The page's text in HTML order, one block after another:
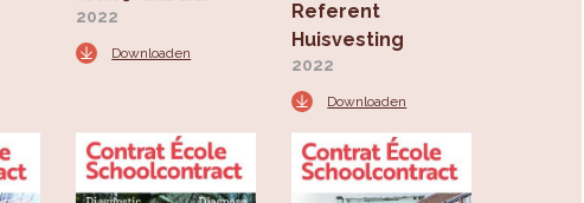
2022
Downloaden
Referent
Huisvesting
2022
Downloaden